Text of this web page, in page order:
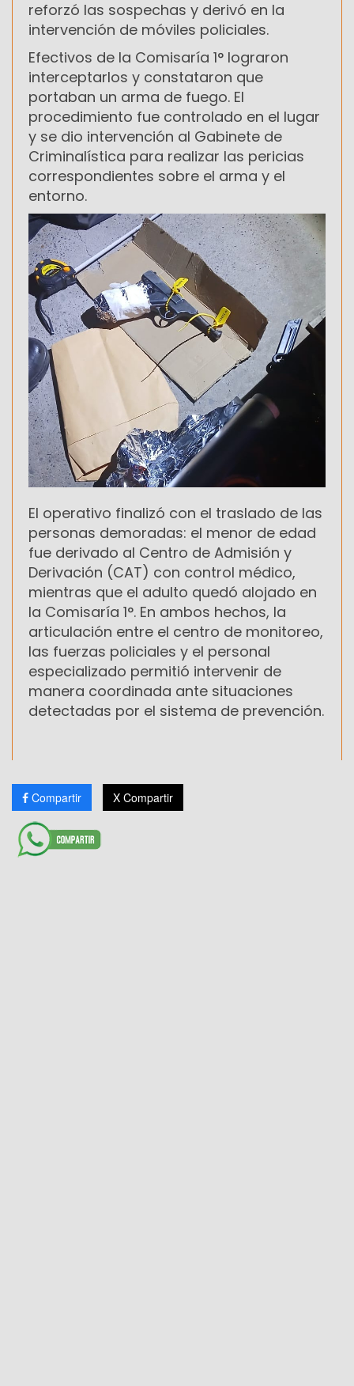
reforzó las sospechas y derivó en la
intervención de móviles policiales.
Efectivos de la Comisaría 1° lograron
interceptarlos y constataron que
portaban un arma de fuego. El
procedimiento fue controlado en el lugar
y se dio intervención al Gabinete de
Criminalística para realizar las pericias
correspondientes sobre el arma y el
entorno.
El operativo finalizó con el traslado de las
personas demoradas: el menor de edad
fue derivado al Centro de Admisión y
Derivación (CAT) con control médico,
mientras que el adulto quedó alojado en
la Comisaría 1°. En ambos hechos, la
articulación entre el centro de monitoreo,
las fuerzas policiales y el personal
especializado permitió intervenir de
manera coordinada ante situaciones
detectadas por el sistema de prevención.
Compartir X Compartir